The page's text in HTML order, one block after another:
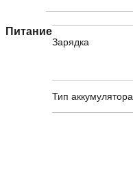
Питание
Зарядка
Тип аккумулятора